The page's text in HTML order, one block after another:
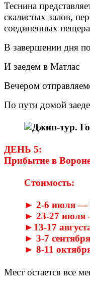
Теснина
скалистых залов,
соединенных
В завершении дня
И заедем в Матлас
Вечером
По пути домой
ДЕНЬ 5:
Прибытие в
Стоимость:
► 2-6 июля —
► 23-27 июля
► 13-17
► 3-7
► 8-11
Мест остается все